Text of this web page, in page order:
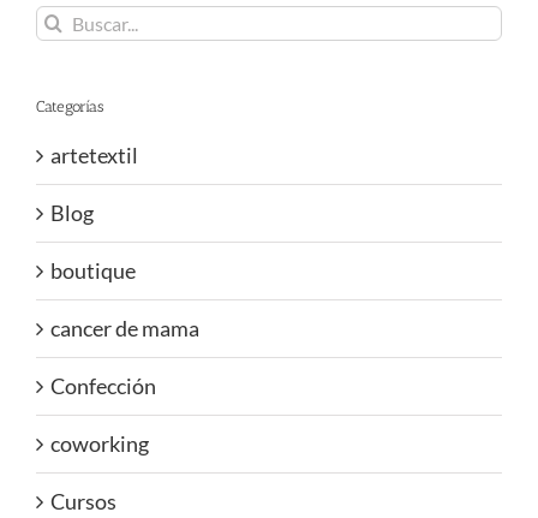
Buscar:
Categorías
artetextil
Blog
boutique
cancer de mama
Confección
coworking
Cursos